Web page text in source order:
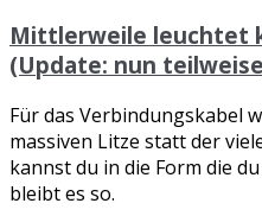
Mittlerweile leuchtet
(Update: nun
Für das Verbindungskabel
massiven Litze statt der
kannst du in die Form die
bleibt es so.